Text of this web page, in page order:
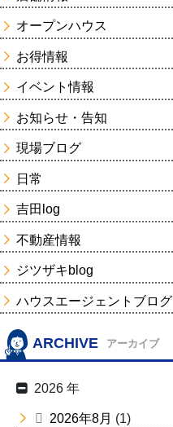
オープンハウス
お得情報
イベント情報
お知らせ・告知
現場ブログ
日常
吉田log
不動産情報
ジツザキblog
ハウスエージェントブログ
ARCHIVE アーカイブ
2026 年
2026年8月 (1)